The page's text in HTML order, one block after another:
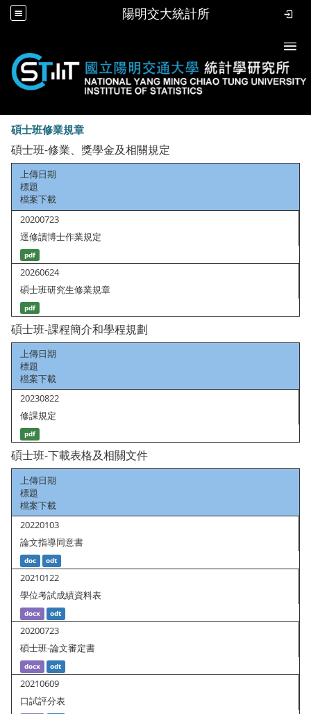
陽明交大統計所
碩士班修業規章
碩士班-修業、獎學金及相關規定
上傳日期
標題
檔案下載
20200723
逕修讀博士作業規定
pdf
20260624
碩士班研究生修業規章
pdf
碩士班-課程簡介和學程規劃
上傳日期
標題
檔案下載
20230822
修課規定
pdf
碩士班-下載表格及相關文件
上傳日期
標題
檔案下載
20220103
論文指導同意書
doc odt
20210122
學位考試成績資料表
docx odt
20200723
碩士班-論文審定書
docx odt
20210609
口試評分表